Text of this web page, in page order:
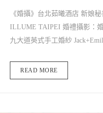
《婚攝》台北茹曦酒店 新娘
ILLUME TAIPEI 婚禮攝影：
九大道英式手工婚紗
READ MORE